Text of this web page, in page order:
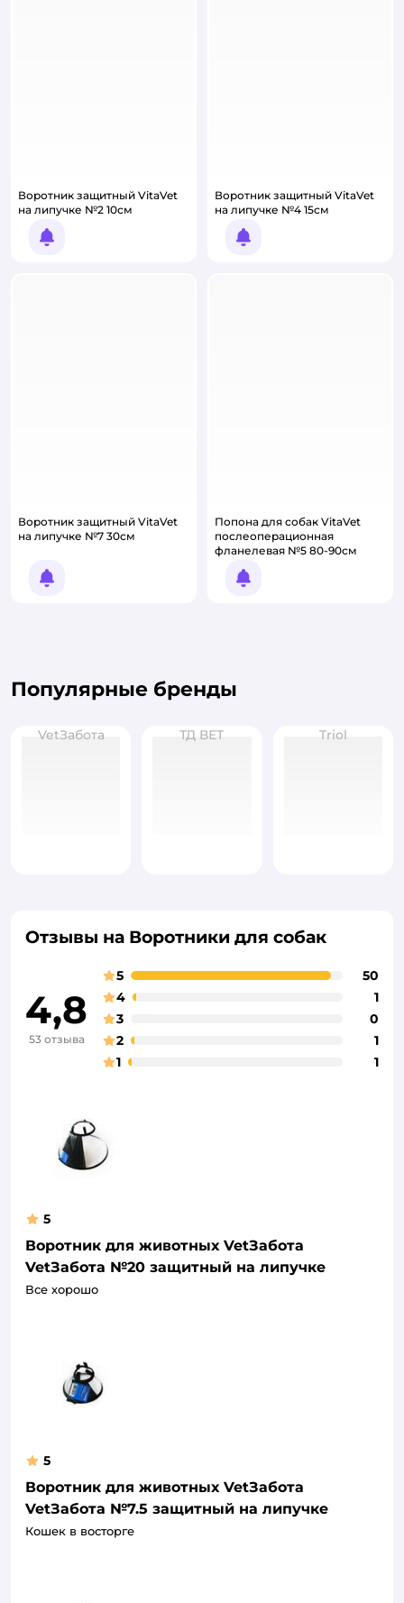
Воротник защитный VitaVet
на липучке №2 10см
Уведомить о появлении
Воротник защитный VitaVet
на липучке №4 15см
Уведомить о появлении
Воротник защитный VitaVet
на липучке №7 30см
Уведомить о появлении
Попона для собак VitaVet
послеоперационная
фланелевая №5 80-90см
Уведомить о появлении
Популярные бренды
VetЗабота ТД ВЕТ Triol
Отзывы на Воротники для собак
4,8
53 отзыва
5
50
4
1
3
0
2
1
1
1
5
Воротник для животных VetЗабота
VetЗабота №20 защитный на липучке
Все хорошо
5
Воротник для животных VetЗабота
VetЗабота №7.5 защитный на липучке
Кошек в восторге